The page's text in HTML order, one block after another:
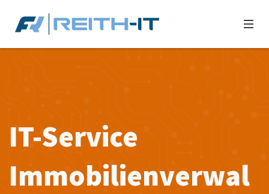
IT-Service
Immobilienverwal